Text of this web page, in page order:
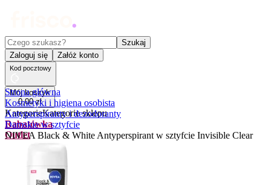
Czego szukasz?
Szukaj
Zaloguj się
Załóż konto
Kod pocztowy
Mój koszyk
0,00 zł
KategorieKategorie sklepu
Rabatówka
Outlet
Kupony
Dla Biura
Strona główna
Kosmetyki i higiena osobista
Antyperspiranty i dezodoranty
Damskie w sztyfcie
NIVEA Black & White Antyperspirant w sztyfcie Invisible Clear